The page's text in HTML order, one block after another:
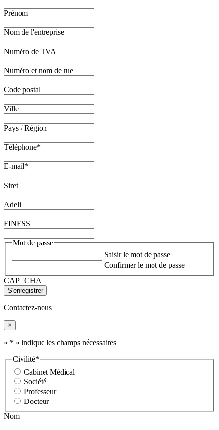
Prénom
Nom de l'entreprise
Numéro de TVA
Numéro et nom de rue
Code postal
Ville
Pays / Région
Téléphone*
E-mail*
Siret
Adeli
FINESS
Mot de passe
Saisir le mot de passe
Confirmer le mot de passe
CAPTCHA
Contactez-nous
×
« * » indique les champs nécessaires
Civilité*
Cabinet Médical
Société
Professeur
Docteur
Nom